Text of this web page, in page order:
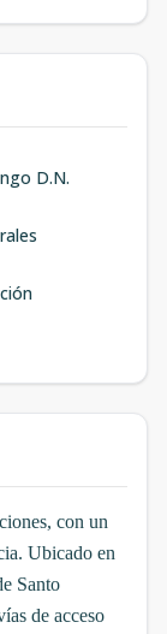
D.N.
con un
Ubicado en
Santo
de acceso